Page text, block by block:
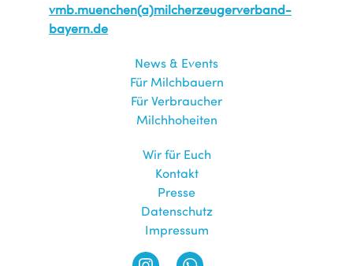
vmb.muenchen(a)milcherzeugerverband-
bayern.de
News & Events
Für Milchbauern
Für Verbraucher
Milchhoheiten
Wir für Euch
Kontakt
Presse
Datenschutz
Impressum